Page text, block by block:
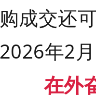
成交还
年2
在外